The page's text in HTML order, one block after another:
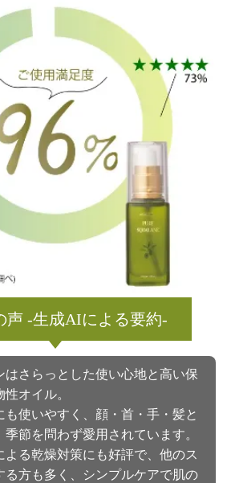
声 -生成AIによる要約-
はさらっとした使い心地と高い保
オイル。
も使いやすく、顔・首・手・髪と
節を問わず愛用されています。
よる乾燥対策にも好評で、他のス
る方も多く、シンプルケアで肌の